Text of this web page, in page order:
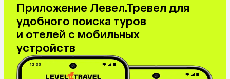
Приложение Левел.Тревел для
удобного поиска туров
и отелей с мобильных
устройств